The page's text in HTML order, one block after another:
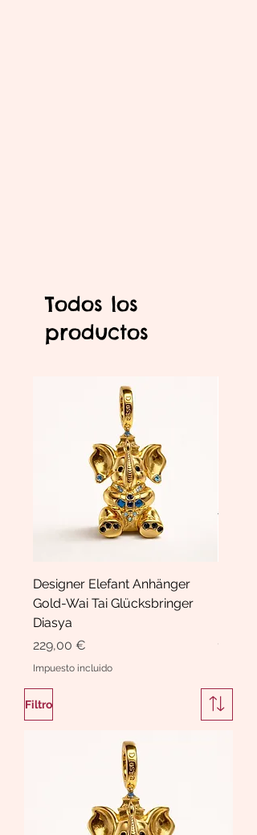
Todos los
productos
Designer Elefant Anhänger
Gold-Wai Tai Glücksbringer
Diasya
Precio
229,00 €
Impuesto incluido
Precio
189,00
Filtro